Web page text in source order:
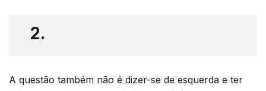
2.
A questão também não é dizer-se de esquerda e ter